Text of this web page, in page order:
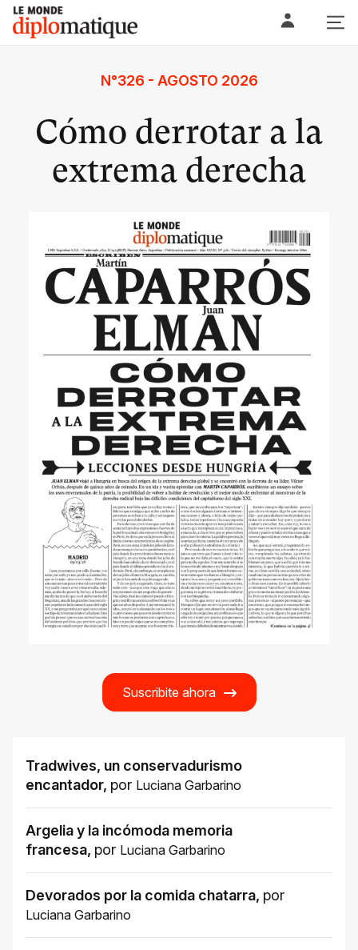
Skip
content
Le monde diplomatique
N°326 - AGOSTO 2026
Cómo derrotar a la
extrema derecha
Suscribite ahora
Tradwives, un conservadurismo
encantador, por Luciana Garbarino
Argelia y la incómoda memoria
francesa, por Luciana Garbarino
Devorados por la comida chatarra, por
Luciana Garbarino